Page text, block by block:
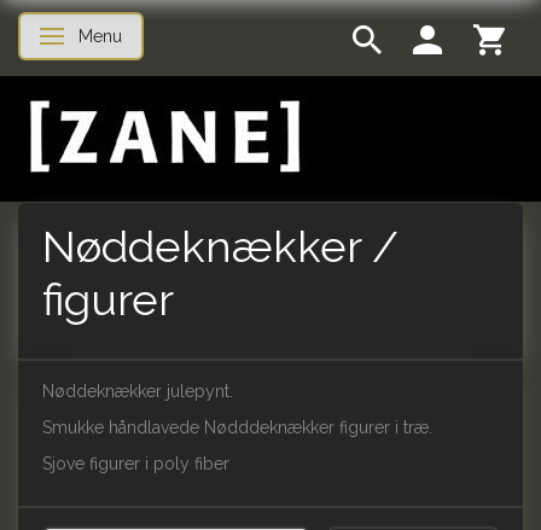
Skifte navigation
Menu
Nøddeknækker /
figurer
Nøddeknækker julepynt.
Smukke håndlavede Nødddeknækker figurer i træ.
Sjove figurer i poly fiber